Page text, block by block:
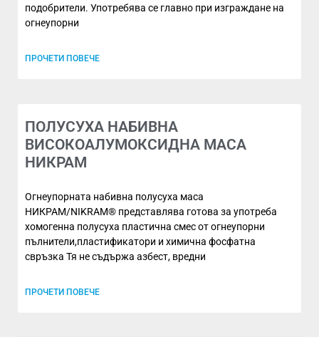
подобрители. Употребява се главно при изграждане на
огнеупорни
ПРОЧЕТИ ПОВЕЧЕ
ПОЛУСУХА НАБИВНА
ВИСОКОАЛУМОКСИДНА МАСА
НИКРАМ
Огнеупорната набивна полусуха маса
НИКРАМ/NIKRAM® представлява готова за употреба
хомогенна полусуха пластична смес от огнеупорни
пълнители,пластификатори и химична фосфатна
свръзка Тя не съдържа азбест, вредни
ПРОЧЕТИ ПОВЕЧЕ